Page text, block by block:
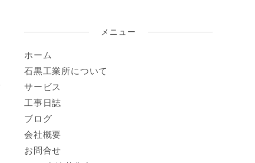
メニュー
ホーム
石黒工業所について
サービス
工事日誌
ブログ
会社概要
お問合せ